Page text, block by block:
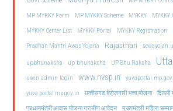
MP MYKKY Form
MP MYKKY Scheme MYKKY
MYKKY
MYKKY Center List
MYKKY Portal MYKKY Registration
Pradhan Mantri Awas Yojana
Rajasthan
upbhunaksha up bhunaksha UP Bhu Naksha
uwin admin login www.nvsp.in
yuva portal mp gov.in
छत्तीसगढ़ बेरोजगारी भत्ता योजना दिल्ली
प्रधानमंत्री आवास योजना ग्रामीण आवेदन मुख्यमंत्री महिला